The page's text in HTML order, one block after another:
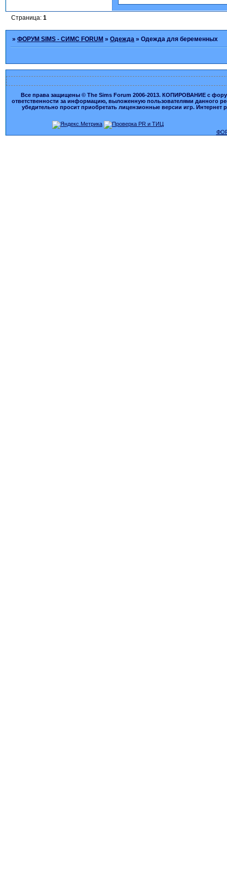
Страница:1
»ФОРУМ SIMS - СИМС FORUM »Одежда »Одежда для беременных
Все права защищены © The Sims Forum 2006-2013. КОПИРОВАНИЕ с
ответственности за информацию, выложенную пользователями данного
убедительно просит приобретать лицензионные версии игр.